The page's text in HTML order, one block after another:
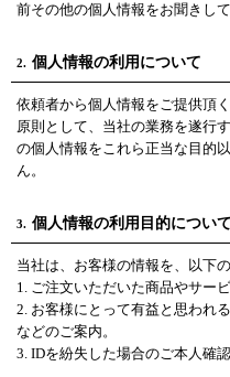
前その他の個人情報をお聞きして
2. 個人情報の利用について
依頼者から個人情報をご提供頂
原則として、当社の業務を遂行
の個人情報をこれら正当な目的
ん。
3. 個人情報の利用目的について
当社は、お客様の情報を、以下
1. ご注文いただいた商品やサー
2. お客様にとって有益と思われ
などのご案内。
3. IDを紛失した場合のご本人確